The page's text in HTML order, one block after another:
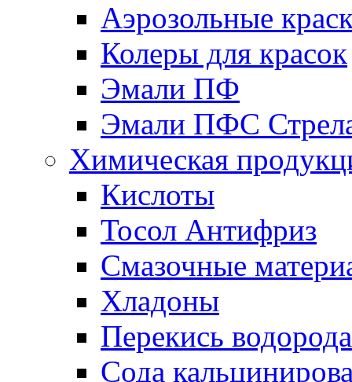
Аэрозольные
Колеры для красок
Эмали ПФ
Эмали ПФС
Химическая
Кислоты
Тосол Антифриз
Смазочные
Хладоны
Перекись водорода
Сода